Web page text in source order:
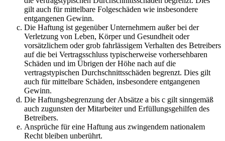
gilt auch für mittelbare Folgeschäden wie insbesondere
entgangenen Gewinn.
Die Haftung ist gegenüber Unternehmern außer bei der
Verletzung von Leben, Körper und Gesundheit oder
vorsätzlichem oder grob fahrlässigem Verhalten des Betreibers
auf die bei Vertragsschluss typischerweise vorhersehbaren
Schäden und im Übrigen der Höhe nach auf die
vertragstypischen Durchschnittsschäden begrenzt. Dies gilt
auch für mittelbare Schäden, insbesondere entgangenen
Gewinn.
Die Haftungsbegrenzung der Absätze a bis c gilt sinngemäß
auch zugunsten der Mitarbeiter und Erfüllungsgehilfen des
Betreibers.
Ansprüche für eine Haftung aus zwingendem nationalem
Recht bleiben unberührt.